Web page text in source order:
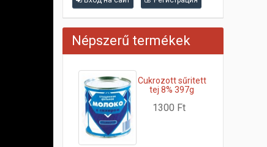
Népszerű termékek
Cukrozott sűritett
tej 8% 397g
1300 Ft